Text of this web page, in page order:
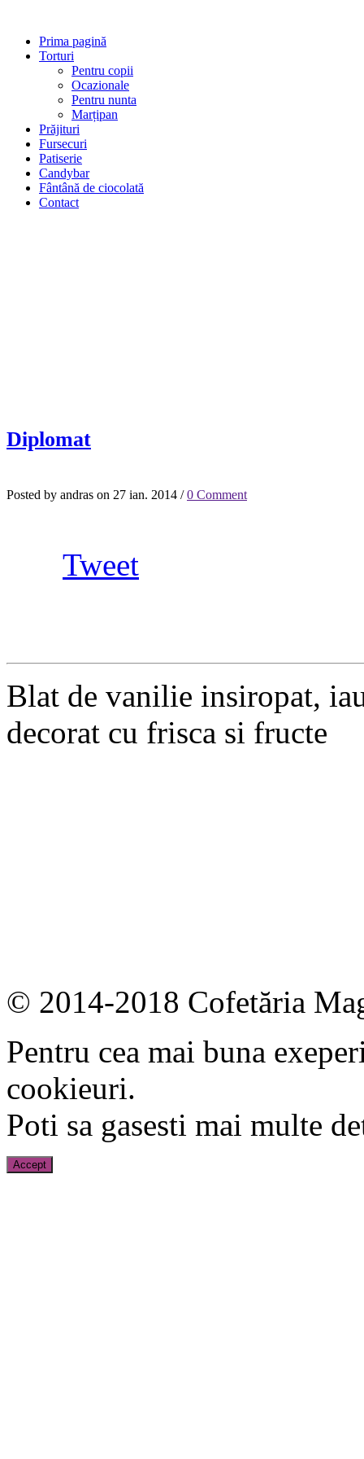
Prima pagină
Torturi
Pentru copii
Ocazionale
Pentru nunta
Marțipan
Prăjituri
Fursecuri
Patiserie
Candybar
Fântână de ciocolată
Contact
Diplomat
Posted by andras on 27 ian. 2014 /0 Comment
Tweet
Blat de vanilie insiropat,
decorat cu frisca si fructe
© 2014-2018 Cofetăria
Pentru cea mai buna
cookieuri.
Poti sa gasesti mai multe
Accept